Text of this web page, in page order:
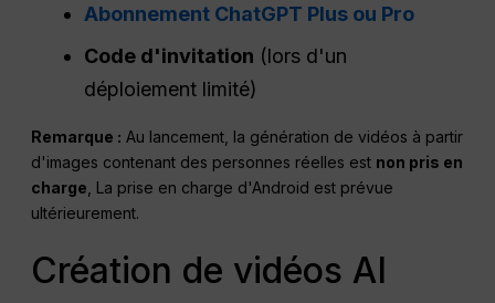
Abonnement ChatGPT Plus ou Pro
Code d'invitation (lors d'un
déploiement limité)
Remarque : Au lancement, la génération de vidéos à partir
d'images contenant des personnes réelles est non pris en
charge , La prise en charge d'Android est prévue
ultérieurement.
Création de vidéos AI